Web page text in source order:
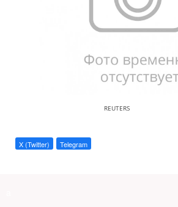
REUTERS
X (Twitter) Telegram